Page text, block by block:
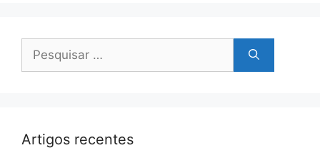
Pesquisar
Artigos recentes